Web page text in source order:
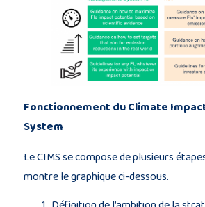
Fonctionnement du Climate
System
Le CIMS se compose de plusieurs
montre le graphique ci-dessous.